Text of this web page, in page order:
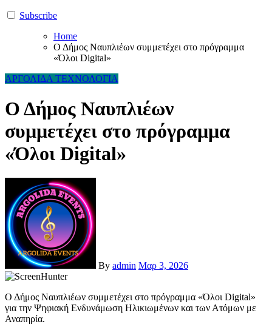
Subscribe
Home
Ο Δήμος Ναυπλιέων συμμετέχει στο πρόγραμμα
«Όλοι Digital»
ΑΡΓΟΛΙΔΑ ΤΕΧΝΟΛΟΓΙΑ
Ο Δήμος Ναυπλιέων
συμμετέχει στο πρόγραμμα
«Όλοι Digital»
By admin Μαρ 3, 2026
Ο Δήμος Ναυπλιέων συμμετέχει στο πρόγραμμα «Όλοι Digital»
για την Ψηφιακή Ενδυνάμωση Ηλικιωμένων και των Ατόμων με
Αναπηρία.